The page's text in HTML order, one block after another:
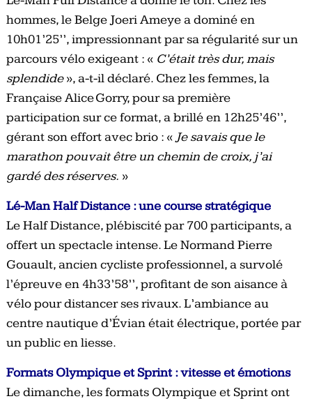
hommes, le Belge Joeri Ameye a dominé en
10h01’25’’, impressionnant par sa régularité sur un
parcours vélo exigeant : « C’était très dur, mais
splendide», a-t-il déclaré. Chez les femmes, la
Française Alice Gorry, pour sa première
participation sur ce format, a brillé en 12h25’46’’,
gérant son effort avec brio : «Je savais que le
marathon pouvait être un chemin de croix, j’ai
gardé des réserves. »
Lé-Man Half Distance : une course stratégique
Le Half Distance, plébiscité par 700 participants, a
offert un spectacle intense. Le Normand Pierre
Gouault, ancien cycliste professionnel, a survolé
l’épreuve en 4h33’58’’, profitant de son aisance à
vélo pour distancer ses rivaux. L’ambiance au
centre nautique d’Évian était électrique, portée par
un public en liesse.
Formats Olympique et Sprint : vitesse et émotions
Le dimanche, les formats Olympique et Sprint ont